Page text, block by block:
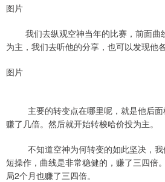
图片
我们去纵观空神当年的比赛，前面曲
为主，我们去听他的分享，也可以发现他
图片
主要的转变点在哪里呢，就是他后面
赚了几倍。然后就开始转梭哈价投为主。
不知道空神为何转变的如此坚决，我
短操作，曲线是非常稳健的，赚了三四倍
局2个月也赚了三四倍。